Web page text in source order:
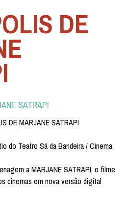
DE
DE MARJANE SATRAPI
do Teatro Sá da Bandeira / Cinema
a MARJANE SATRAPI, o filme
cinemas em nova versão digital